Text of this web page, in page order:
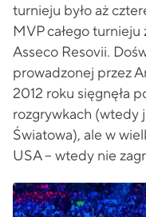
turnieju było aż
MVP całego turnieju
Asseco Resovii.
prowadzonej przez
2012 roku sięgnęła
rozgrywkach (wtedy
Światowa), ale w
USA – wtedy nie